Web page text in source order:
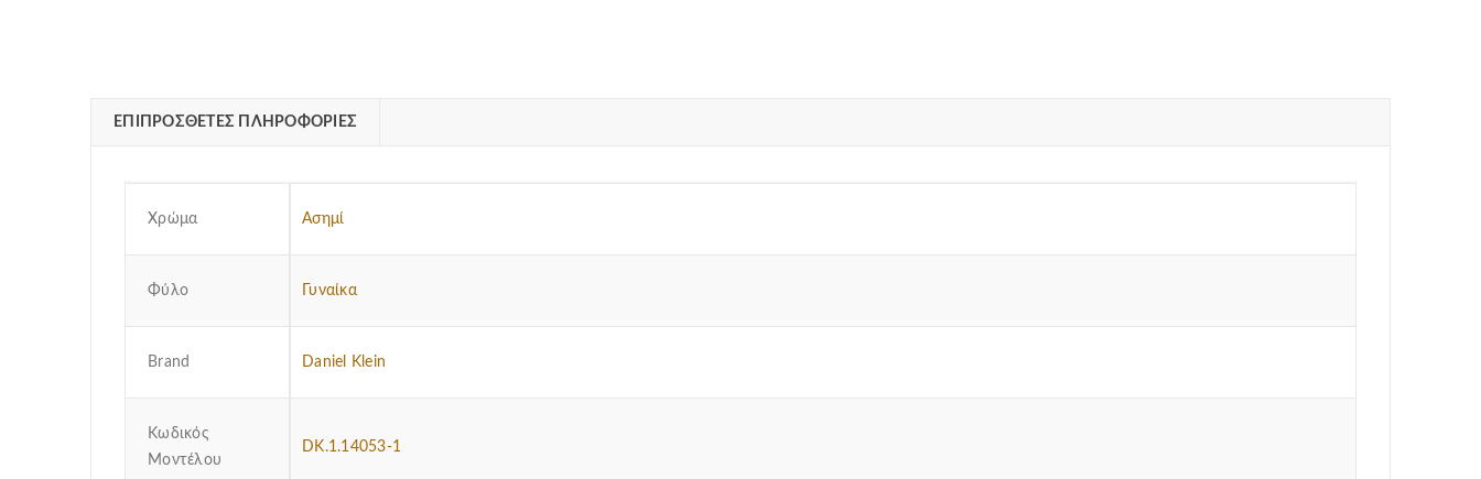
ΕΠΙΠΡΌΣΘΕΤΕΣ ΠΛΗΡΟΦΟΡΊΕΣ
Χρώμα Ασημί
Φύλο Γυναίκα
Brand Daniel Klein
Κωδικός
Μοντέλου
DK.1.14053-1